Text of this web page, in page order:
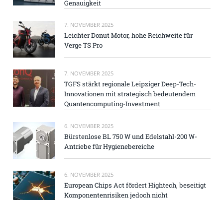
Genauigkeit
7. NOVEMBER 2025
Leichter Donut Motor, hohe Reichweite für
Verge TS Pro
7. NOVEMBER 2025
TGFS stärkt regionale Leipziger Deep-Tech-
Innovationen mit strategisch bedeutendem
Quantencomputing-Investment
6. NOVEMBER 2025
Bürstenlose BL 750 W und Edelstahl-200 W-
Antriebe für Hygienebereiche
6. NOVEMBER 2025
European Chips Act fördert Hightech, beseitigt
Komponentenrisiken jedoch nicht